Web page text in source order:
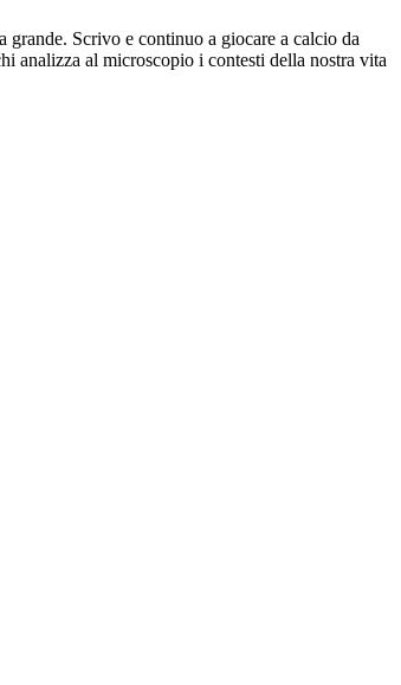
Scrivo e continuo a giocare a calcio da
analizza al microscopio i contesti della nostra vita